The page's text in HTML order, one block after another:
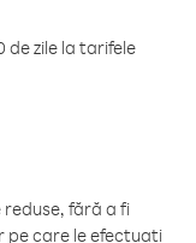
zile la tarifele
fără a fi
pe care le efectuați